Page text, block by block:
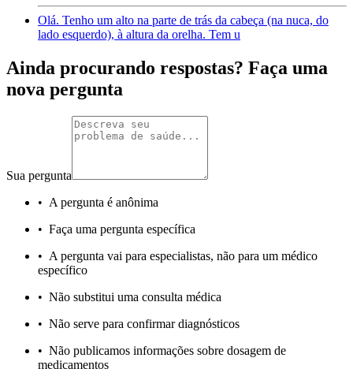
Olá. Tenho um alto na parte de trás da cabeça (na nuca, do
lado esquerdo), à altura da orelha. Tem u
Ainda procurando respostas? Faça uma
nova pergunta
Sua pergunta
• A pergunta é anônima
• Faça uma pergunta específica
• A pergunta vai para especialistas, não para um médico
específico
• Não substitui uma consulta médica
• Não serve para confirmar diagnósticos
• Não publicamos informações sobre dosagem de
medicamentos